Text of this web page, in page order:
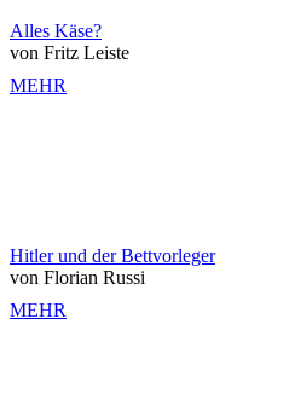
Alles Käse?
von Fritz Leiste
MEHR
Hitler und der Bettvorleger
von Florian Russi
MEHR